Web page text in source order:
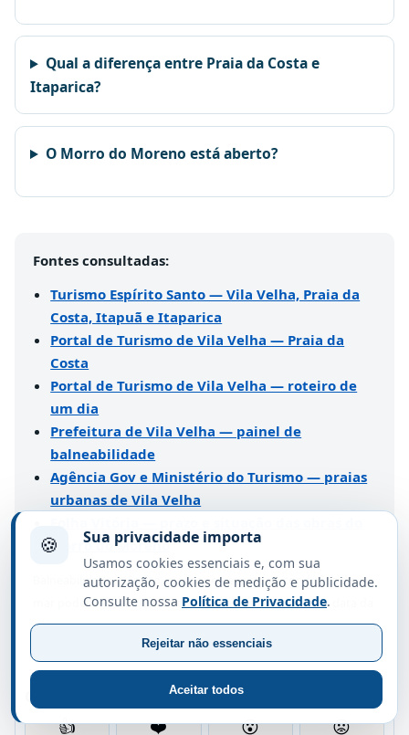
Qual a diferença entre Praia da Costa e
Itaparica?
O Morro do Moreno está aberto?
Fontes consultadas:
Turismo Espírito Santo — Vila Velha, Praia da
Costa, Itapuã e Itaparica
Portal de Turismo de Vila Velha — Praia da
Costa
Portal de Turismo de Vila Velha — roteiro de
um dia
Prefeitura de Vila Velha — painel de
balneabilidade
Agência Gov e Ministério do Turismo — praias
urbanas de Vila Velha
Morro do Moreno
Balneabilidade, trânsito, quiosques, eventos e condições do
mar podem mudar. Consulte os canais oficiais perto da data da
visita.
Qual foi sua reação?
👍 ❤️ 😮 😡
🍪 Sua privacidade importa
Usamos cookies essenciais e, com sua
autorização, cookies de medição e publicidade.
Consulte nossa Política de Privacidade.
Aceitar todos
Rejeitar não essenciais